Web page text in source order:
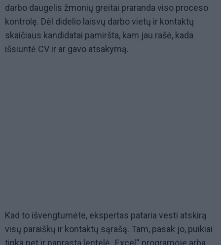
darbo daugelis žmonių greitai praranda viso proceso
kontrolę. Dėl didelio laisvų darbo vietų ir kontaktų
skaičiaus kandidatai pamiršta, kam jau rašė, kada
išsiuntė CV ir ar gavo atsakymą.
Kad to išvengtumėte, ekspertas pataria vesti atskirą
visų paraiškų ir kontaktų sąrašą. Tam, pasak jo, puikiai